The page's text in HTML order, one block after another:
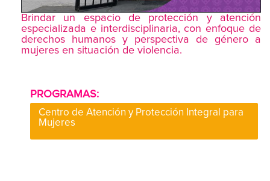
Brindar un espacio de protección y atención
especializada e interdisciplinaria, con enfoque de
derechos humanos y perspectiva de género a
mujeres en situación de violencia.
PROGRAMAS:
Centro de Atención y Protección Integral para
Mujeres